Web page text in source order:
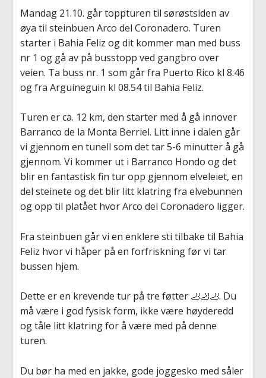
Mandag 21.10. går toppturen til sørøstsiden av
øya til steinbuen Arco del Coronadero. Turen
starter i Bahia Feliz og dit kommer man med buss
nr 1 og gå av på busstopp ved gangbro over
veien. Ta buss nr. 1 som går fra Puerto Rico kl 8.46
og fra Arguineguin kl 08.54 til Bahia Feliz.
Turen er ca. 12 km, den starter med å gå innover
Barranco de la Monta Berriel. Litt inne i dalen går
vi gjennom en tunell som det tar 5-6 minutter å gå
gjennom. Vi kommer ut i Barranco Hondo og det
blir en fantastisk fin tur opp gjennom elveleiet, en
del steinete og det blir litt klatring fra elvebunnen
og opp til platået hvor Arco del Coronadero ligger.
Fra steinbuen går vi en enklere sti tilbake til Bahia
Feliz hvor vi håper på en forfriskning før vi tar
bussen hjem.
Dette er en krevende tur på tre føtter 🦶🦶🦶. Du
må være i god fysisk form, ikke være høyderedd
og tåle litt klatring for å være med på denne
turen.
Du bør ha med en jakke, gode joggesko med såler